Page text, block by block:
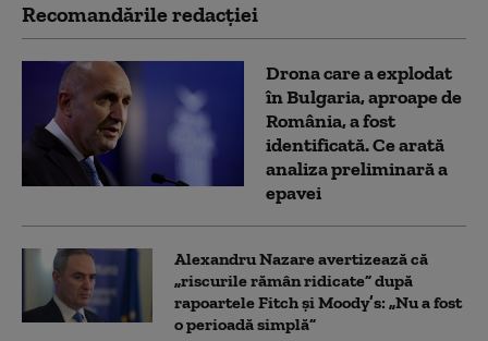
Recomandările redacţiei
Drona care a explodat
în Bulgaria, aproape de
România, a fost
identificată. Ce arată
analiza preliminară a
epavei
Alexandru Nazare avertizează că
„riscurile rămân ridicate” după
rapoartele Fitch și Moody’s: „Nu a fost
o perioadă simplă”